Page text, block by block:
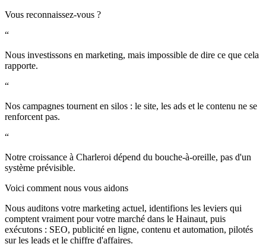
Vous reconnaissez-vous ?
“
Nous investissons en marketing, mais impossible de dire ce que cela
rapporte.
“
Nos campagnes tournent en silos : le site, les ads et le contenu ne se
renforcent pas.
“
Notre croissance à Charleroi dépend du bouche-à-oreille, pas d'un
système prévisible.
Voici comment nous vous aidons
Nous auditons votre marketing actuel, identifions les leviers qui
comptent vraiment pour votre marché dans le Hainaut, puis
exécutons : SEO, publicité en ligne, contenu et automation, pilotés
sur les leads et le chiffre d'affaires.